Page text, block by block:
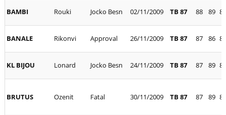
BAMBI Rouki Jocko Besn 02/11/2009 TB 87 88 89 86
BANALE Rikonvi Approval 26/11/2009 TB 87 87 86 87
KL BIJOU Lonard Jocko Besn 24/11/2009 TB 87 87 89 87
BRUTUS Ozenit Fatal 30/11/2009 TB 87 87 89 87